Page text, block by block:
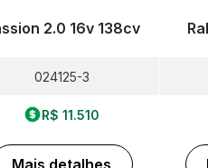
2.0 16v 138cv
024125-3
R$ 11.510
Mais detalhes